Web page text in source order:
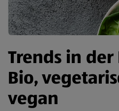
Trends in
Bio,
vegan